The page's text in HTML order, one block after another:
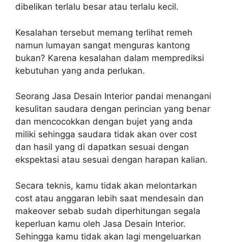
dibelikan terlalu besar atau terlalu kecil.
Kesalahan tersebut memang terlihat remeh
namun lumayan sangat menguras kantong
bukan? Karena kesalahan dalam memprediksi
kebutuhan yang anda perlukan.
Seorang Jasa Desain Interior pandai menangani
kesulitan saudara dengan perincian yang benar
dan mencocokkan dengan bujet yang anda
miliki sehingga saudara tidak akan over cost
dan hasil yang di dapatkan sesuai dengan
ekspektasi atau sesuai dengan harapan kalian.
Secara teknis, kamu tidak akan melontarkan
cost atau anggaran lebih saat mendesain dan
makeover sebab sudah diperhitungan segala
keperluan kamu oleh Jasa Desain Interior.
Sehingga kamu tidak akan lagi mengeluarkan